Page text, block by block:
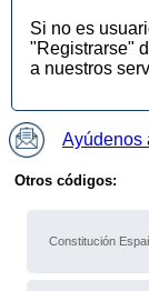
Otros códigos:
Constitución
Si no es
"Registrarse"
a nuestros
Ayúdenos